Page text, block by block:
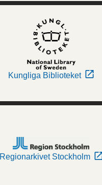
Kungliga Biblioteket
Regionarkivet Stockholm